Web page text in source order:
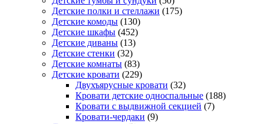
Детские полки и стеллажи (175)
Детские комоды (130)
Детские шкафы (452)
Детские диваны (13)
Детские стенки (32)
Детские комнаты (83)
Детские кровати (229)
Двухъярусные кровати (32)
Кровати детские односпальные (188)
Кровати с выдвижной секцией (7)
Кровати-чердаки (9)